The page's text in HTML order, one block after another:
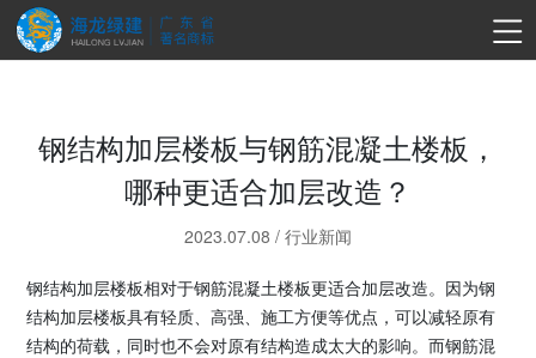
钢结构加层楼板与钢筋混凝土楼板，
哪种更适合加层改造？
2023.07.08 / 行业新闻
钢结构加层楼板相对于钢筋混凝土楼板更适合加层改造。因为钢
结构加层楼板具有轻质、高强、施工方便等优点，可以减轻原有
结构的荷载，同时也不会对原有结构造成太大的影响。而钢筋混